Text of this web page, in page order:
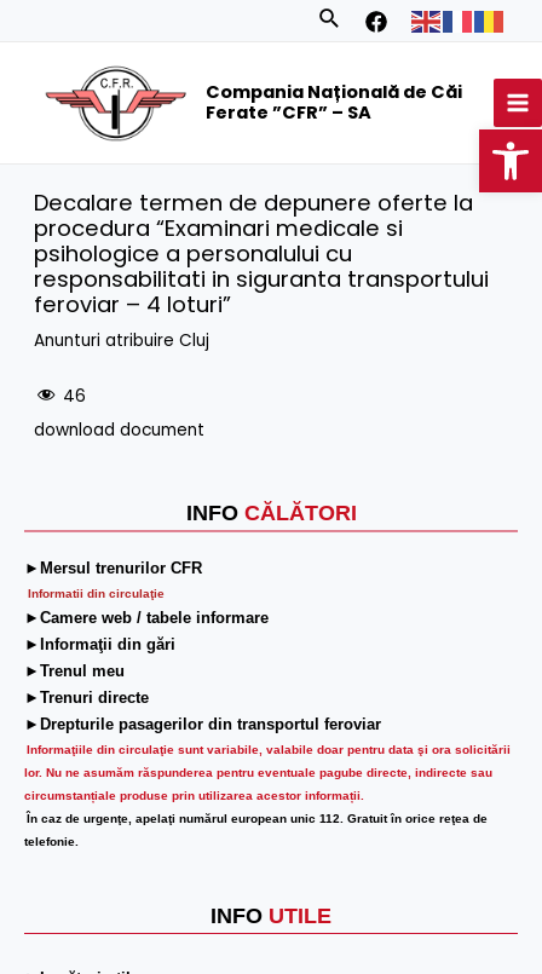
Search
Compania Națională de Căi
Ferate ”CFR” – SA
INFO CĂLĂTORI
►Mersul trenurilor CFR
Informatii din circulaţie
►Camere web / tabele informare
►Informaţii din gări
►Trenul meu
►Trenuri directe
►Drepturile pasagerilor din transportul feroviar
Informaţiile din circulaţie sunt variabile, valabile doar pentru data şi ora solicitării
lor. Nu ne asumăm răspunderea pentru eventuale pagube directe, indirecte sau
circumstanțiale produse prin utilizarea acestor informații.
În caz de urgenţe, apelaţi numărul european unic 112. Gratuit în orice reţea de
telefonie.
INFO UTILE
Decalare termen de depunere oferte la
procedura “Examinari medicale si
psihologice a personalului cu
responsabilitati in siguranta transportului
feroviar – 4 loturi”
Anunturi atribuire Cluj
46
download document